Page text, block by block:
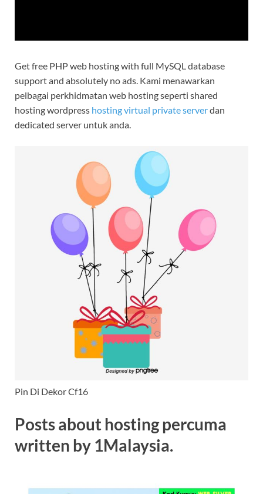
Get free PHP web hosting with full MySQL database
support and absolutely no ads. Kami menawarkan
pelbagai perkhidmatan web hosting seperti shared
hosting wordpress hosting virtual private serverdan
dedicated server untuk anda.
Pin Di Dekor Cf16
Posts about hosting percuma
written by 1Malaysia.